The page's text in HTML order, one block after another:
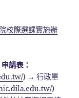
校際選課實施辦
請表：
) → 行政單
)